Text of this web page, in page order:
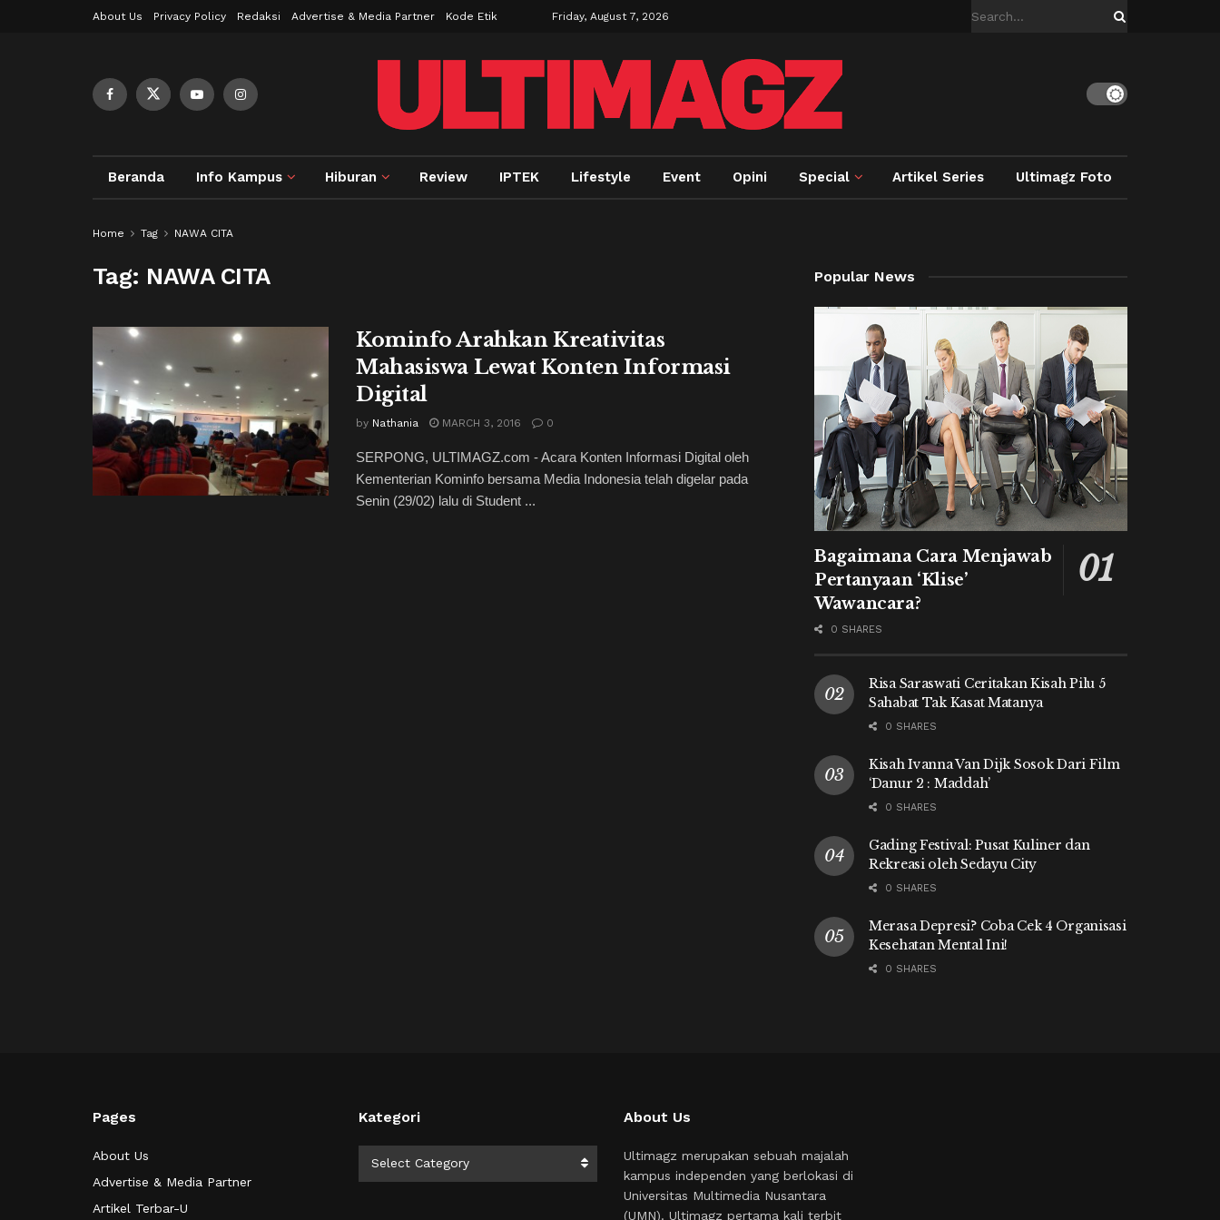
About Us Privacy Policy Redaksi Advertise & Media Partner Kode Etik Friday, August 7, 2026
Beranda Info Kampus Hiburan Review IPTEK Lifestyle Event Opini Special Artikel Series Ultimagz Foto
Home Tag NAWA CITA
Tag: NAWA CITA
Kominfo Arahkan Kreativitas
Mahasiswa Lewat Konten Informasi
Digital
by Nathania MARCH 3, 2016 0
SERPONG, ULTIMAGZ.com - Acara Konten Informasi Digital oleh
Kementerian Kominfo bersama Media Indonesia telah digelar pada
Senin (29/02) lalu di Student ...
Popular News
Bagaimana Cara Menjawab
Pertanyaan ‘Klise’
Wawancara?
0 SHARES
Risa Saraswati Ceritakan Kisah Pilu 5
Sahabat Tak Kasat Matanya
0 SHARES
Kisah Ivanna Van Dijk Sosok Dari Film
‘Danur 2 : Maddah’
0 SHARES
Gading Festival: Pusat Kuliner dan
Rekreasi oleh Sedayu City
0 SHARES
Merasa Depresi? Coba Cek 4 Organisasi
Kesehatan Mental Ini!
0 SHARES
Pages
About Us
Advertise & Media Partner
Artikel Terbar-U
Kategori
Select Category
About Us
Ultimagz merupakan sebuah majalah
kampus independen yang berlokasi di
Universitas Multimedia Nusantara
(UMN). Ultimagz pertama kali terbit